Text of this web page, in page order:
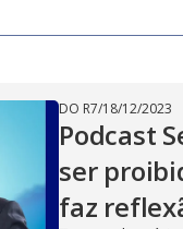
y
VDO R7/18/12/2023
Podcast
ser
faz